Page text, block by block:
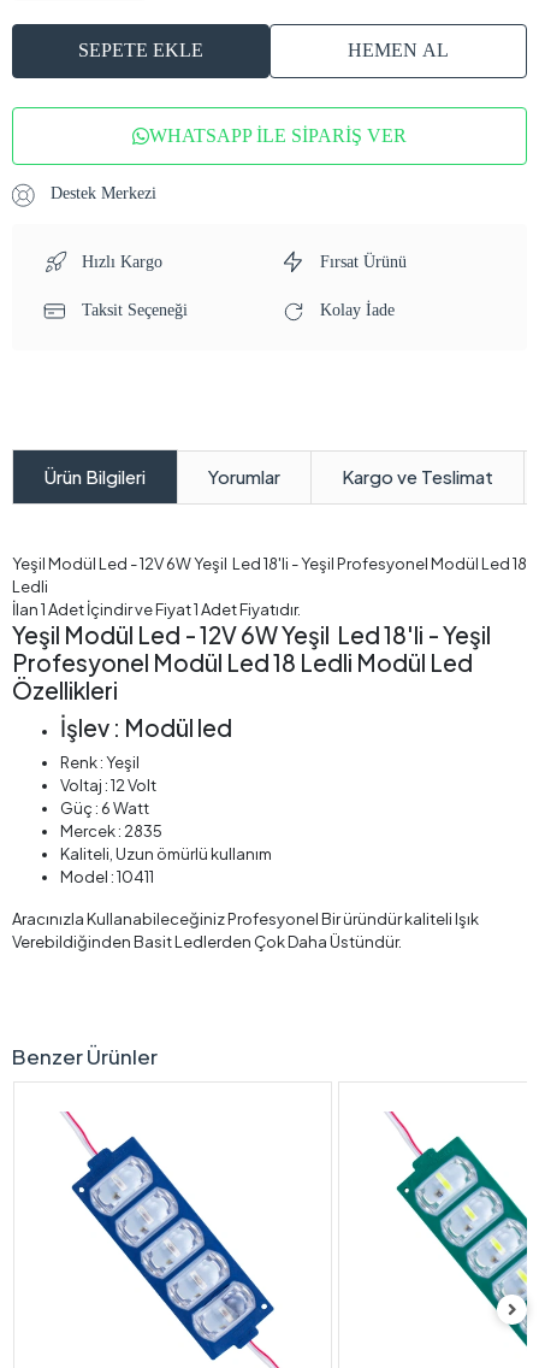
SEPETE EKLE HEMEN AL
WHATSAPP İLE SİPARİŞ VER
Destek Merkezi
Hızlı Kargo Fırsat Ürünü
Taksit Seçeneği Kolay İade
Ürün Bilgileri Yorumlar Kargo ve Teslimat
Yeşil Modül Led - 12V 6W Yeşil Led 18'li - Yeşil Profesyonel Modül Led 18
Ledli
İlan 1 Adet İçindir ve Fiyat 1 Adet Fiyatıdır.
Yeşil Modül Led - 12V 6W Yeşil Led 18'li - Yeşil
Profesyonel Modül Led 18 Ledli Modül Led
Özellikleri
İşlev : Modül led
Renk : Yeşil
Voltaj : 12 Volt
Güç : 6 Watt
Mercek : 2835
Kaliteli, Uzun ömürlü kullanım
Model : 10411
Aracınızla Kullanabileceğiniz Profesyonel Bir üründür kaliteli Işık
Verebildiğinden Basit Ledlerden Çok Daha Üstündür.
Benzer Ürünler